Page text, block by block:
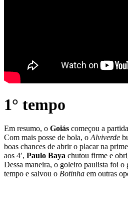
1° tempo
Em resumo, o Goiás começou a
Com mais posse de bola, o Alviverde
boas chances de abrir o placar na
aos 4′, Paulo Baya chutou firme e
Dessa maneira, o goleiro paulista foi o
tempo e salvou o Botinha em outras